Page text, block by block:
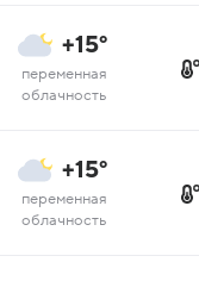
+15°
переменная
облачность
+15°
переменная
облачность